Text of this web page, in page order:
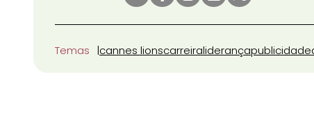
Temas cannes lionscarreiraliderançapublicidade